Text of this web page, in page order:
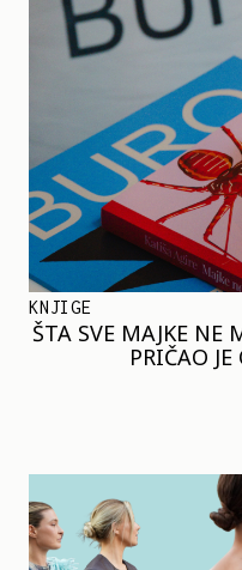
KNJIGE
ŠTA SVE MAJKE NE
PRIČAO